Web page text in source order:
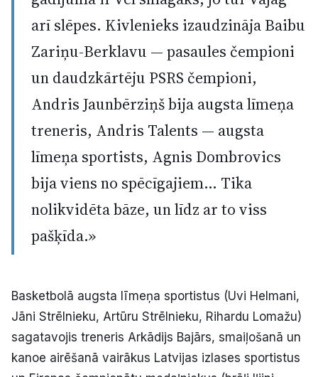
arī slēpes. Kivlenieks izaudzināja Baibu
Zariņu-Berklavu — pasaules čempioni
un daudzkārtēju PSRS čempioni,
Andris Jaunbērziņš bija augsta līmeņa
treneris, Andris Talents — augsta
līmeņa sportists, Agnis Dombrovics
bija viens no spēcīgajiem… Tika
nolikvidēta bāze, un līdz ar to viss
pašķīda.»
Basketbolā augsta līmeņa sportistus (Uvi Helmani,
Jāni Strēlnieku, Artūru Strēlnieku, Rihardu Lomažu)
sagatavojis treneris Arkādijs Bajārs, smaiļošanā un
kanoe airēšanā vairākus Latvijas izlases sportistus